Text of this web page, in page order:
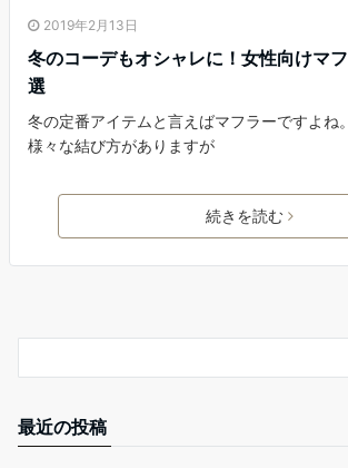
2019年2月13日
冬のコーデもオシャレに！女性向けマ
選
冬の定番アイテムと言えばマフラーですよね
様々な結び方がありますが
続きを読む
最近の投稿